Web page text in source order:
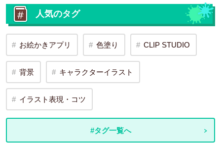
人気のタグ
お絵かきアプリ 色塗り CLIP STUDIO
背景 キャラクターイラスト
イラスト表現・コツ
#タグ一覧へ